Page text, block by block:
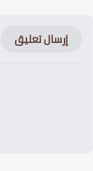
إرسال تعليق